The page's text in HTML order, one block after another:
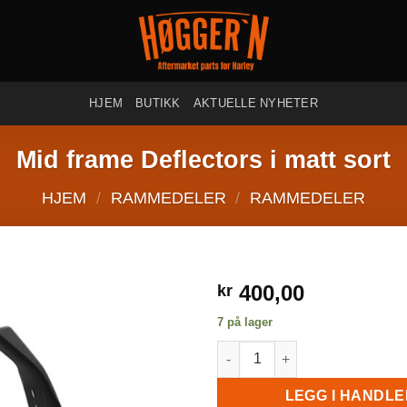
HJEM BUTIKK AKTUELLE NYHETER
Mid frame Deflectors i matt sort
HJEM / RAMMEDELER / RAMMEDELER
kr 400,00
7 på lager
Mid frame Deflectors i matt
LEGG I